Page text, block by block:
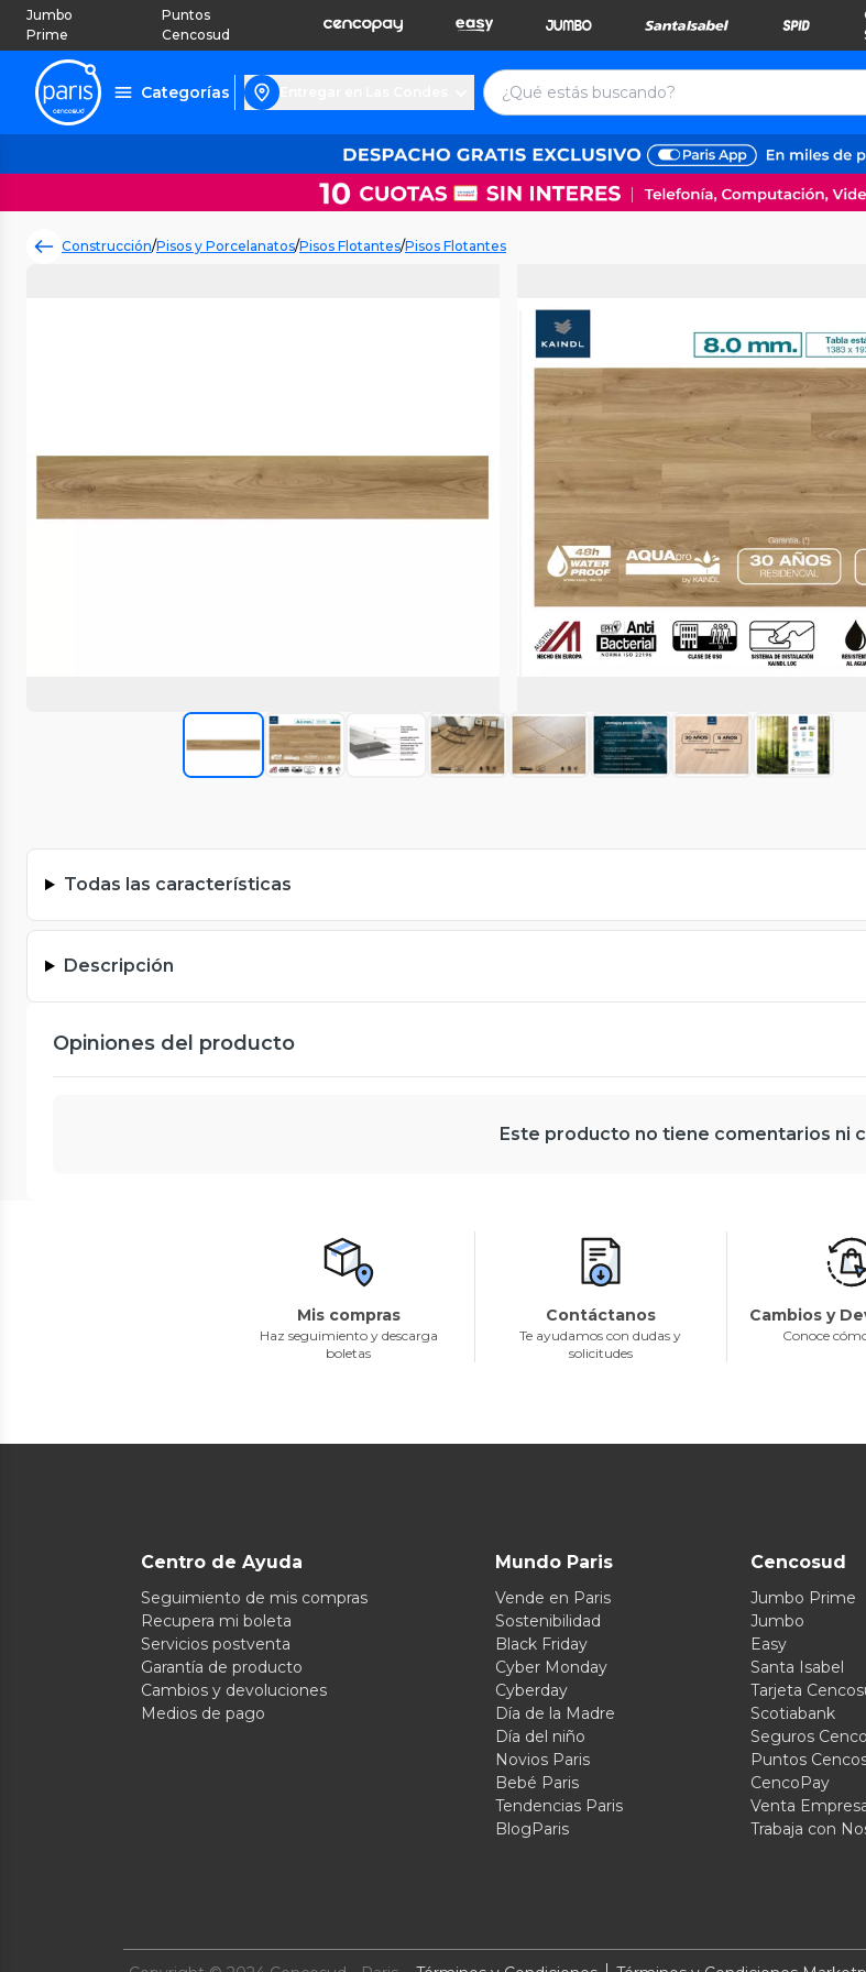
Jumbo
Prime
Puntos
Cencosud
Categorías
Construcción/Pisos y Porcelanatos/Pisos Flotantes/Pisos Flotantes
Todas las características
Descripción
Opiniones del producto
Este producto no tiene comentarios ni
Mis compras
Haz seguimiento y descarga
boletas
Contáctanos
Te ayudamos con dudas y
solicitudes
Cambios y
Conoce
Centro de Ayuda
Seguimiento de mis compras
Recupera mi boleta
Servicios postventa
Garantía de producto
Cambios y devoluciones
Medios de pago
Mundo Paris
Vende en Paris
Sostenibilidad
Black Friday
Cyber Monday
Cyberday
Día de la Madre
Día del niño
Novios Paris
Bebé Paris
Tendencias Paris
BlogParis
Cencosud
Jumbo Prime
Jumbo
Easy
Santa Isabel
Tarjeta
Scotiabank
Seguros
Puntos
CencoPay
Venta
Trabaja con